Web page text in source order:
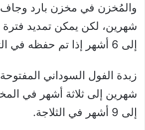
والمُخزن في مخزن بارد
إلى 6 أشهر إذا تم حفظه في الثلاجة. (
زبدة الفول السوداني
إلى 9 أشهر في الثلاجة.